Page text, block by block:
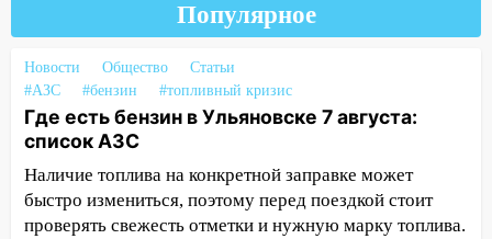
Заснул рядом с ребёнком и
случайно задушил его: суд вынес
приговор
11:38 В Ленинском районе пожар
полностью уничтожил дачный дом и
сарай
11:38 В Госдуме предложили отменить
ЕГЭ с 2027 года
Популярное
Новости Общество
Статьи
#АЗС
#бензин #топливный кризис
Где есть бензин в Ульяновске 7 августа:
список АЗС
Наличие топлива на конкретной заправке может
быстро измениться, поэтому перед поездкой стоит
проверять свежесть отметки и нужную марку топлива.